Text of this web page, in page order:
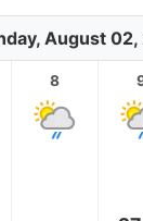
August
8